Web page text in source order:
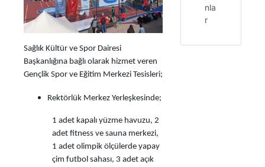
Sağlık Kültür ve Spor Dairesi
Başkanlığına bağlı olarak hizmet veren
Gençlik Spor ve Eğitim Merkezi Tesisleri;
Rektörlük Merkez Yerleşkesinde;
1 adet kapalı yüzme havuzu, 2
adet fitness ve sauna merkezi,
1 adet olimpik ölçülerde yapay
çim futbol sahası, 3 adet açık
nla
r